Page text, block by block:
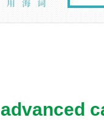
advanced